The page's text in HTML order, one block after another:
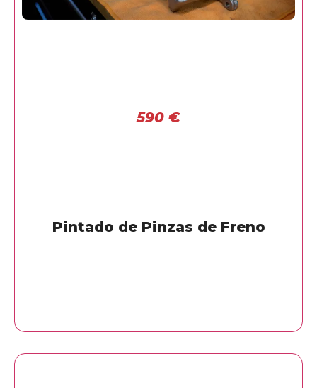
590 €
Pintado de Pinzas de Freno